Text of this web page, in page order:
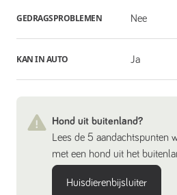
GEDRAGSPROBLEMEN Nee
KAN IN AUTO Ja
Hond uit buitenland?
Lees de 5 aandachtspunten
met een hond uit het
Huisdierenbijsluiter